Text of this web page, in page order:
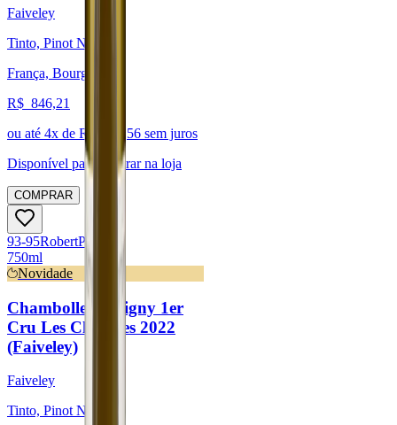
Faiveley
Tinto, Pinot Noir
França, Bourgogne
R$ 846,21
ou até 4x de R$ 211,56 sem juros
Disponível para:
Retirar na loja
COMPRAR
93-95RobertParker
750ml
Novidade
Chambolle-Musigny 1er
Cru Les Charmes 2022
(Faiveley)
Faiveley
Tinto, Pinot Noir